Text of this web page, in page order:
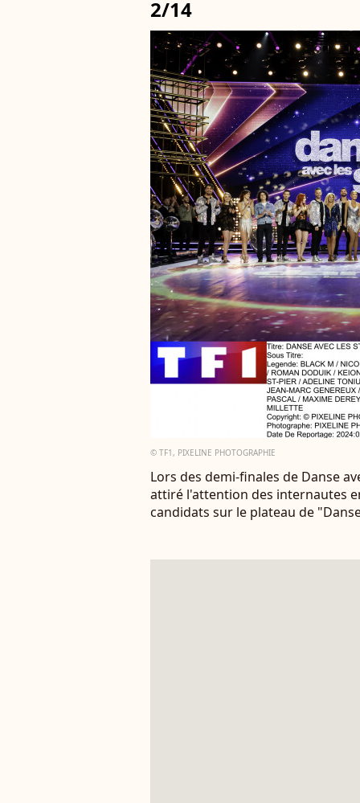
2/14
© TF1, PIXELINE PHOTOGRAPHIE
Lors des demi-finales de Danse
attiré l'attention des internautes
candidats sur le plateau de